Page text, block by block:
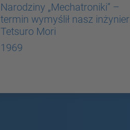
Narodziny „Mechatroniki” –
termin wymyślił nasz inżynier
Tetsuro Mori
1969